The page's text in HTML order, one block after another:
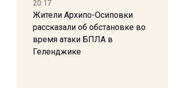
20:17
Жители Архипо-Осиповки
рассказали об обстановке во
время атаки БПЛА в
Геленджике